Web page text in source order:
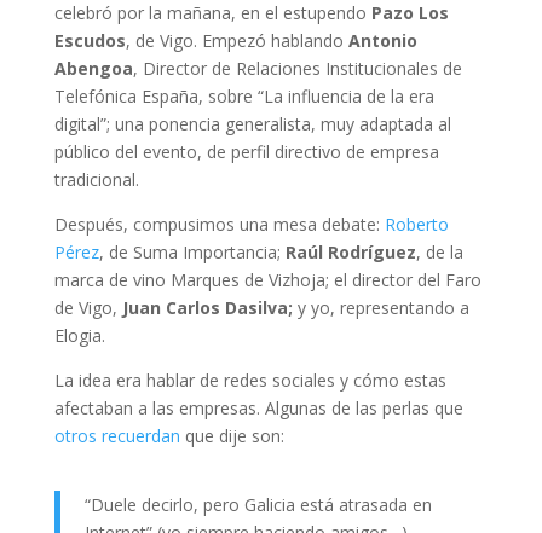
celebró por la mañana, en el estupendo Pazo Los
Escudos, de Vigo. Empezó hablando Antonio
Abengoa, Director de Relaciones Institucionales de
Telefónica España, sobre “La influencia de la era
digital”; una ponencia generalista, muy adaptada al
público del evento, de perfil directivo de empresa
tradicional.
Después, compusimos una mesa debate: Roberto
Pérez, de Suma Importancia; Raúl Rodríguez, de la
marca de vino Marques de Vizhoja; el director del Faro
de Vigo, Juan Carlos Dasilva; y yo, representando a
Elogia.
La idea era hablar de redes sociales y cómo estas
afectaban a las empresas. Algunas de las perlas que
otros recuerdan que dije son:
“Duele decirlo, pero Galicia está atrasada en